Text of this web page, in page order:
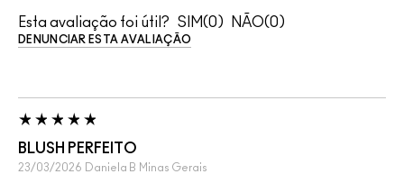
Esta avaliação foi útil? 0 0
DENUNCIAR ESTA AVALIAÇÃO
BLUSH PERFEITO
23/03/2026 Daniela B Minas Gerais